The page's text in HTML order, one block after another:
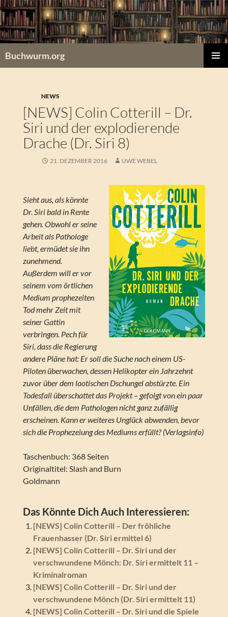
Zum
Inhalt
springen
Buchwurm.org
NEWS
[NEWS] Colin Cotterill – Dr.
Siri und der explodierende
Drache (Dr. Siri 8)
21. DEZEMBER 2016 UWE WEBEL
Sieht aus, als könnte
Dr. Siri bald in Rente
gehen. Obwohl er seine
Arbeit als Pathologe
liebt, ermüdet sie ihn
zunehmend.
Außerdem will er vor
seinem vom örtlichen
Medium prophezeiten
Tod mehr Zeit mit
seiner Gattin
verbringen. Pech für
Siri, dass die Regierung
andere Pläne hat: Er soll die Suche nach einem US-
Piloten überwachen, dessen Helikopter ein Jahrzehnt
zuvor über dem laotischen Dschungel abstürzte. Ein
Todesfall überschattet das Projekt – gefolgt von ein paar
Unfällen, die dem Pathologen nicht ganz zufällig
erscheinen. Kann er weiteres Unglück abwenden, bevor
sich die Prophezeiung des Mediums erfüllt? (Verlagsinfo)
Taschenbuch: 368 Seiten
Originaltitel: Slash and Burn
Goldmann
Das Könnte Dich Auch Interessieren:
[NEWS] Colin Cotterill – Der fröhliche
Frauenhasser (Dr. Siri ermittel 6)
[NEWS] Colin Cotterill – Dr. Siri und der
verschwundene Mönch: Dr. Siri ermittelt 11 –
Kriminalroman
[NEWS] Colin Cotterill – Dr. Siri und der
verschwundene Mönch (Dr. Siri ermittelt 11)
[NEWS] Colin Cotterill – Dr. Siri und die Spiele